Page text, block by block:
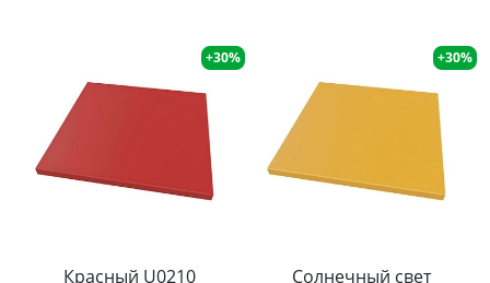
+30%
Красный U0210
+30%
Солнечный свет